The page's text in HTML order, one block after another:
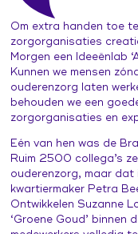
Leertraject
Praat vandaag
Contacten en
Zorg voor
Om extra handen toe
zorgorganisaties
Morgen een Ideeënlab
Kunnen we mensen
ouderenzorg laten
behouden we een
zorgorganisaties en
Eén van hen was de
Ruim 2500 collega’s
ouderenzorg, maar
kwartiermaker Petra
Ontwikkelen Suzanne
‘Groene Goud’ binnen